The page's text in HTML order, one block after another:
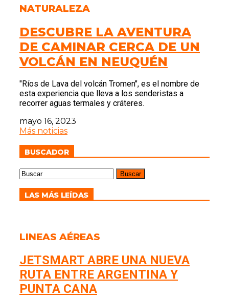
NATURALEZA
DESCUBRE LA AVENTURA
DE CAMINAR CERCA DE UN
VOLCÁN EN NEUQUÉN
"Ríos de Lava del volcán Tromen", es el nombre de
esta experiencia que lleva a los senderistas a
recorrer aguas termales y cráteres.
mayo 16, 2023
Más noticias
BUSCADOR
LAS MÁS LEÍDAS
LINEAS AÉREAS
JETSMART ABRE UNA NUEVA
RUTA ENTRE ARGENTINA Y
PUNTA CANA